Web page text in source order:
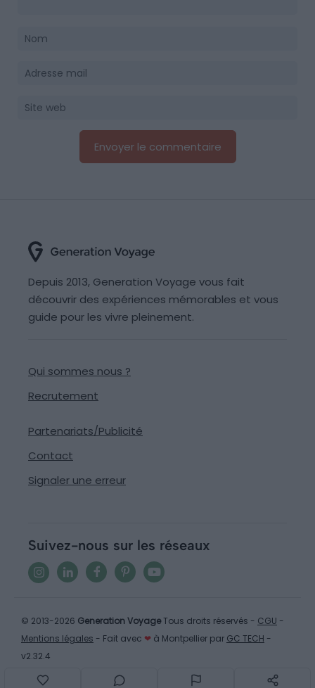
Depuis 2013, Generation Voyage vous fait
découvrir des expériences mémorables et vous
guide pour les vivre pleinement.
Qui sommes nous ?
Recrutement
Partenariats/Publicité
Contact
Signaler une erreur
Suivez-nous sur les réseaux
© 2013-2026 Generation VoyageTous droits réservés - CGU -
Mentions légales - Fait avec ❤ à Montpellier par GC TECH -
v2.32.4